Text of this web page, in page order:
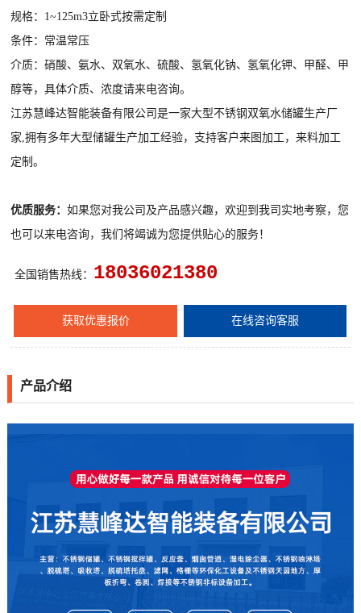
规格：1~125m3立卧式按需定制
条件：常温常压
介质：硝酸、氨水、双氧水、硫酸、氢氧化钠、氢氧化钾、甲醛、甲
醇等，具体介质、浓度请来电咨询。
江苏慧峰达智能装备有限公司是一家大型不锈钢双氧水储罐生产厂
家,拥有多年大型储罐生产加工经验，支持客户来图加工，来料加工
定制。
优质服务：如果您对我公司及产品感兴趣，欢迎到我司实地考察，您
也可以来电咨询，我们将竭诚为您提供贴心的服务！
全国销售热线： 18036021380
获取优惠报价 在线咨询客服
产品介绍